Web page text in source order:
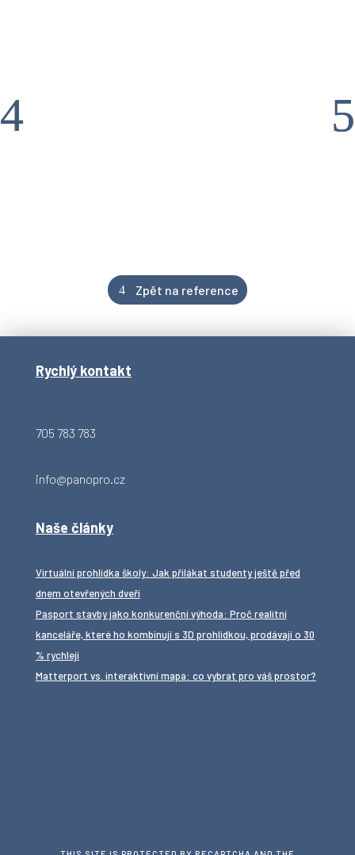
Zpět na reference
Rychlý kontakt
705 783 783
info@panopro.cz
Naše články
Virtuální prohlídka školy: Jak přilákat studenty ještě před
dnem otevřených dveří
Pasport stavby jako konkurenční výhoda: Proč realitní
kanceláře, které ho kombinují s 3D prohlídkou, prodávají o 30
% rychleji
Matterport vs. interaktivní mapa: co vybrat pro váš prostor?